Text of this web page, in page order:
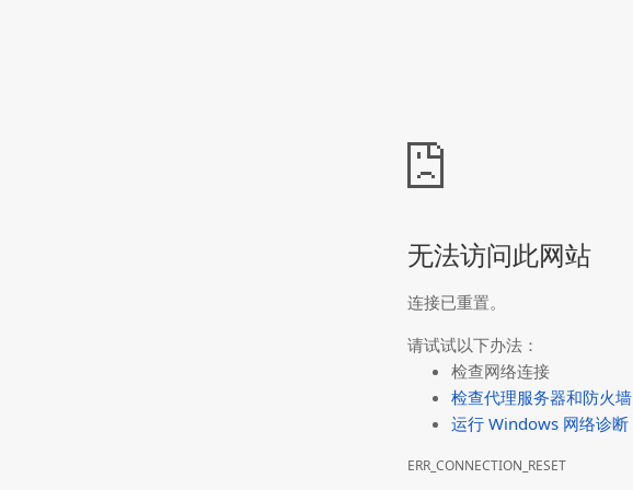
无法访问此网站
连接已重置。
请试试以下办法：
检查网络连接
检查代理服务器和防火墙
运行 Windows 网络诊断
ERR_CONNECTION_RESET